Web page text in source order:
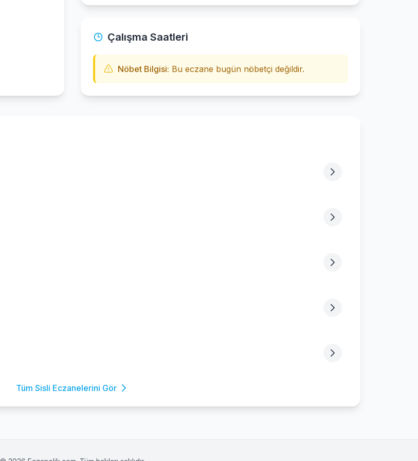
Çalışma Saatleri
Nöbet Bilgisi: Bu eczane bugün nöbetçi değildir.
Tüm Sisli Eczanelerini Gör